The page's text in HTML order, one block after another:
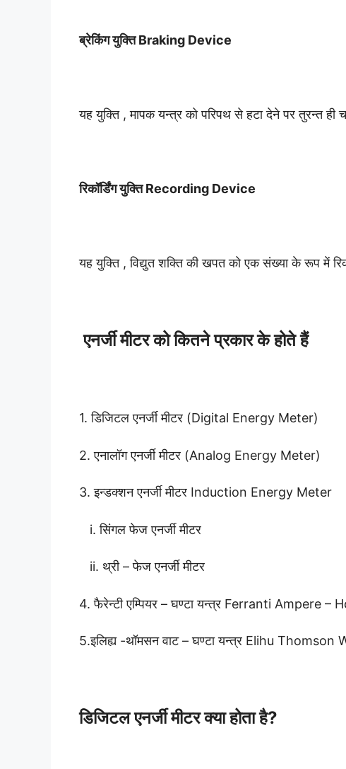
ब्रेकिंग युक्ति Braking Device
यह युक्ति , मापक यन्त्र को परिपथ से हटा देने पर तुरन्त ही
रिकॉर्डिंग युक्ति Recording Device
यह युक्ति , विद्युत शक्ति की खपत को एक संख्या के रूप में
एनर्जी मीटर को कितने प्रकार के होते हैं
1. डिजिटल एनर्जी मीटर (Digital Energy Meter)
2. एनालॉग एनर्जी मीटर (Analog Energy Meter)
3. इन्डक्शन एनर्जी मीटर Induction Energy Meter
i. सिंगल फेज एनर्जी मीटर
ii. थ्री – फेज एनर्जी मीटर
4. फैरेन्टी एम्पियर – घण्टा यन्त्र Ferranti Ampere –
5.इलिह्य -थॉमसन वाट – घण्टा यन्त्र Elihu
डिजिटल एनर्जी मीटर क्या होता है?